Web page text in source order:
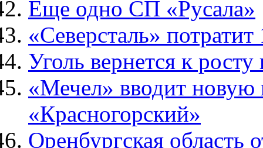
Еще одно СП «Русала»
«Северсталь»
Уголь вернется к росту
«Мечел» вводит новую
«Красногорский»
Оренбургская область